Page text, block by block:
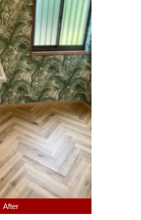
After